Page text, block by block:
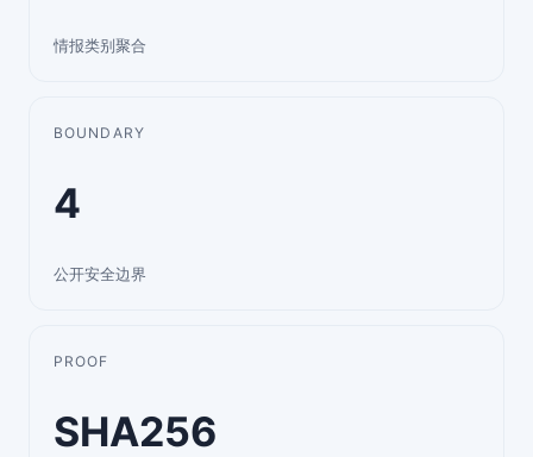
情报类别聚合
BOUNDARY
4
公开安全边界
PROOF
SHA256